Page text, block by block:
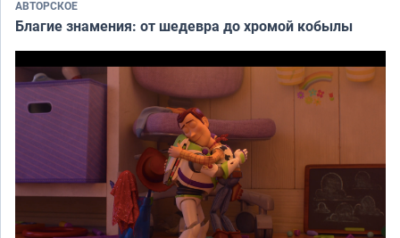
АВТОРСКОЕ
Благие знамения: от шедевра до хромой кобылы